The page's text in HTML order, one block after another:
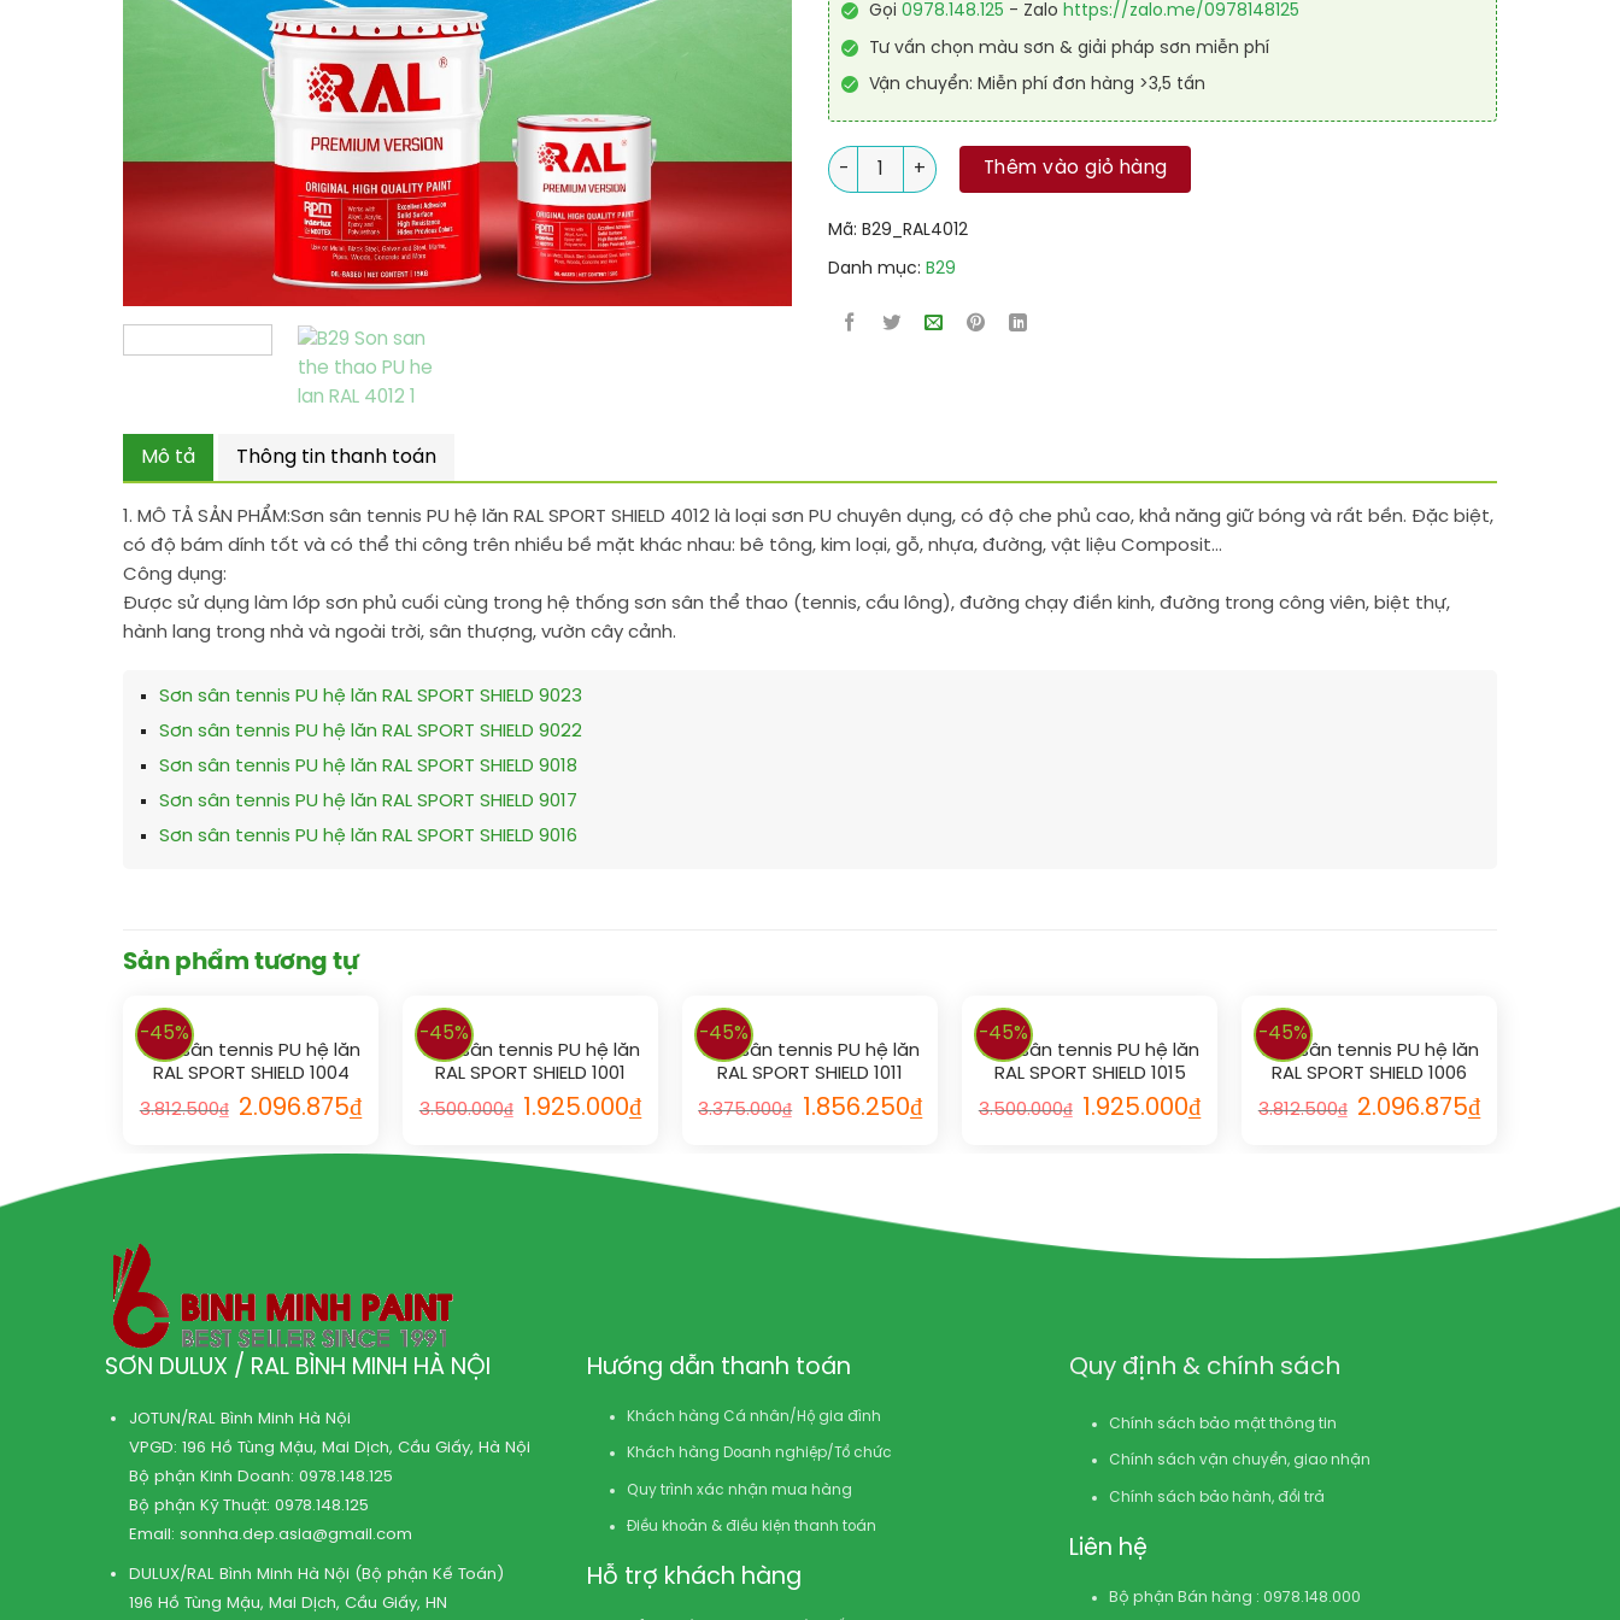
Gọi 0978.148.125 - Zalo https://zalo.me/0978148125
Tư vấn chọn màu sơn & giải pháp sơn miễn phí
Vận chuyển: Miễn phí đơn hàng >3,5 tấn
Sơn sân tennis PU hệ lăn RAL SPORT SHIELD 4012 số lượng
Thêm vào giỏ hàng
Mã: B29_RAL4012
Danh mục: B29
Mô tả Thông tin thanh toán
1. MÔ TẢ SẢN PHẨM:Sơn sân tennis PU hệ lăn RAL SPORT SHIELD 4012 là loại sơn PU chuyên dụng, có độ che phủ cao, khả năng giữ bóng và rất bền. Đặc biệt,
có độ bám dính tốt và có thể thi công trên nhiều bề mặt khác nhau: bê tông, kim loại, gỗ, nhựa, đường, vật liệu Composit…
Công dụng:
Được sử dụng làm lớp sơn phủ cuối cùng trong hệ thống sơn sân thể thao (tennis, cầu lông), đường chạy điền kinh, đường trong công viên, biệt thự,
hành lang trong nhà và ngoài trời, sân thượng, vườn cây cảnh.
Sơn sân tennis PU hệ lăn RAL SPORT SHIELD 9023
Sơn sân tennis PU hệ lăn RAL SPORT SHIELD 9022
Sơn sân tennis PU hệ lăn RAL SPORT SHIELD 9018
Sơn sân tennis PU hệ lăn RAL SPORT SHIELD 9017
Sơn sân tennis PU hệ lăn RAL SPORT SHIELD 9016
Sản phẩm tương tự
-45%
Sơn sân tennis PU hệ lăn
RAL SPORT SHIELD 1004
3.812.500₫ 2.096.875₫
-45%
Sơn sân tennis PU hệ lăn
RAL SPORT SHIELD 1001
3.500.000₫ 1.925.000₫
-45%
Sơn sân tennis PU hệ lăn
RAL SPORT SHIELD 1011
3.375.000₫ 1.856.250₫
-45%
Sơn sân tennis PU hệ lăn
RAL SPORT SHIELD 1015
3.500.000₫ 1.925.000₫
-45%
Sơn sân tennis PU hệ lăn
RAL SPORT SHIELD 1006
3.812.500₫ 2.096.875₫
SƠN DULUX / RAL BÌNH MINH HÀ NỘI
JOTUN/RAL Bình Minh Hà Nội
VPGD: 196 Hồ Tùng Mậu, Mai Dịch, Cầu Giấy, Hà Nội
Bộ phận Kinh Doanh:0978.148.125
Bộ phận Kỹ Thuật:0978.148.125
Email: sonnha.dep.asia@gmail.com
DULUX/RAL Bình Minh Hà Nội (Bộ phận Kế Toán)
196 Hồ Tùng Mậu, Mai Dịch, Cầu Giấy, HN
Hướng dẫn thanh toán
Khách hàng Cá nhân/Hộ gia đình
Khách hàng Doanh nghiệp/Tổ chức
Quy trình xác nhận mua hàng
Điều khoản & điều kiện thanh toán
Hỗ trợ khách hàng
Quy định & chính sách
Chính sách bảo mật thông tin
Chính sách vận chuyển, giao nhận
Chính sách bảo hành, đổi trả
Liên hệ
Bộ phận Bán hàng : 0978.148.000